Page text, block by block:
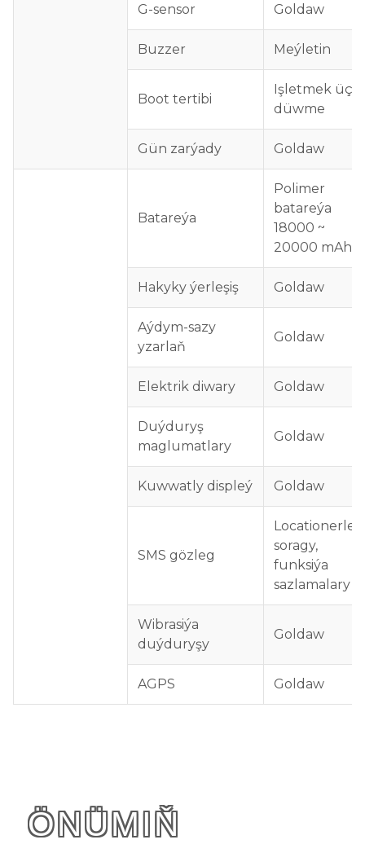
G-sensor Goldaw
Buzzer Meýletin
Boot tertibi
Işletmek üçin
düwme
Gün zarýady Goldaw
Batareýa
Polimer
batareýa
18000 ~
20000 mAh
Hakyky ýerleşiş Goldaw
Aýdym-sazy
yzarlaň
Goldaw
Elektrik diwary Goldaw
Duýduryş
maglumatlary
Goldaw
Kuwwatly displeý Goldaw
SMS gözleg
soragy,
funksiýa
sazlamalary
Wibrasiýa
duýduryşy
Goldaw
AGPS Goldaw
ÖNÜMIŇ